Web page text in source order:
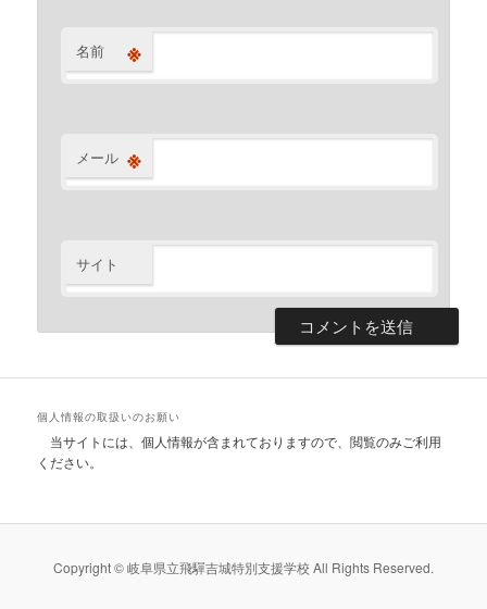
名前 ※
メール ※
サイト
個人情報の取扱いのお願い
当サイトには、個人情報が含まれておりますので、閲覧のみご利用
ください。
Copyright © 岐阜県立飛驒吉城特別支援学校 All Rights Reserved.